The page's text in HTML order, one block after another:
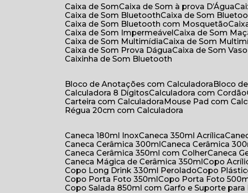
Caixa de Som
Caixa de Som à prova D’Água
Caixa de Som Bluetooth
Caixa de Som
Caixa de Som Bluetooth com Mosquetão
Caixa de Som Impermeável
Caixa de Som
Caixa de Som Multimídia
Caixa de Som
Caixa de Som Prova Dágua
Caixa de Som
Caixinha de Som Bluetooth
Bloco de Anotações com Calculadora
Bloco
Calculadora 8 Dígitos
Calculadora com Cordão
Carteira com Calculadora
Mouse Pad com
Régua 20cm com Calculadora
Caneca 180ml Inox
Caneca 350ml Acrílica
Caneca Cerâmica 300ml
Caneca Cerâmica
Caneca Cerâmica 350ml com Colher
Caneca
Caneca Mágica de Cerâmica 350ml
Copo
Copo Long Drink 330ml Perolado
Copo
Copo Porta Foto 350ml
Copo Porta Foto
Copo Salada 850ml com Garfo e Suporte